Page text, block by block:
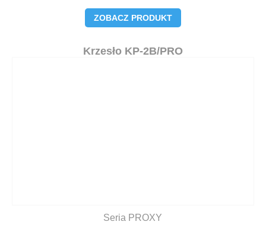
ZOBACZ PRODUKT
Krzesło KP-2B/PRO
Seria PROXY